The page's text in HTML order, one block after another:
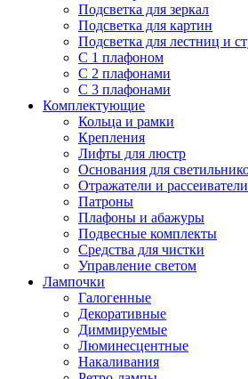
Подсветка для зеркал
Подсветка для картин
Подсветка для лестниц и
С 1 плафоном
С 2 плафонами
С 3 плафонами
Комплектующие
Кольца и рамки
Крепления
Лифты для люстр
Основания для
Отражатели и рассеиватели
Патроны
Плафоны и абажуры
Подвесные комплекты
Средства для чистки
Управление светом
Лампочки
Галогенные
Декоративные
Диммируемые
Люминесцентные
Накаливания